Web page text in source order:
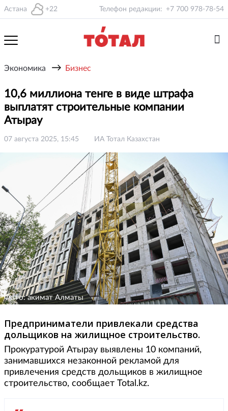
Астана +22 Телефон редакции: +7 700 978-78-54
Экономика → Бизнес
10,6 миллиона тенге в виде штрафа
выплатят строительные компании
Атырау
07 августа 2025, 15:45 ИА Тотал Казахстан
Фото: акимат Алматы
Предприниматели привлекали средства
дольщиков на жилищное строительство.
Прокуратурой Атырау выявлены 10 компаний,
занимавшихся незаконной рекламой для
привлечения средств дольщиков в жилищное
строительство, сообщает Total.kz.